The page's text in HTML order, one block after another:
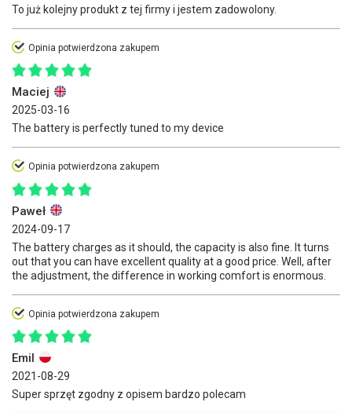
To już kolejny produkt z tej firmy i jestem zadowolony.
Opinia potwierdzona zakupem
Maciej
2025-03-16
The battery is perfectly tuned to my device
Opinia potwierdzona zakupem
Paweł
2024-09-17
The battery charges as it should, the capacity is also fine. It turns
out that you can have excellent quality at a good price. Well, after
the adjustment, the difference in working comfort is enormous.
Opinia potwierdzona zakupem
Emil
2021-08-29
Super sprzęt zgodny z opisem bardzo polecam